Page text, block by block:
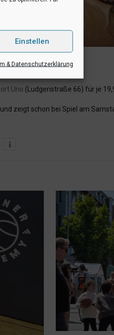
Einstellen
& Datenschutzerklärung
Uno (Ludgeristraße 66) für je
zeigt schon bei Spiel am